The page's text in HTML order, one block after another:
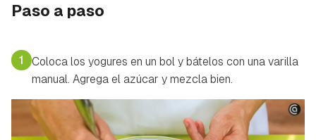
Paso a paso
1
Coloca los yogures en un bol y bátelos con una varilla
manual. Agrega el azúcar y mezcla bien.